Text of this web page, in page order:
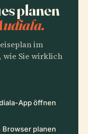
planen
im
wie Sie wirklich
App öffnen
Browser planen